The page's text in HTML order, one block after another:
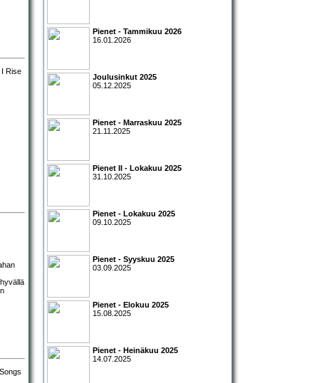
Pienet - Tammikuu 2026
16.01.2026
Joulusinkut 2025
05.12.2025
Pienet - Marraskuu 2025
21.11.2025
Pienet II - Lokakuu 2025
31.10.2025
Pienet - Lokakuu 2025
09.10.2025
Pienet - Syyskuu 2025
03.09.2025
Pienet - Elokuu 2025
15.08.2025
Pienet - Heinäkuu 2025
14.07.2025